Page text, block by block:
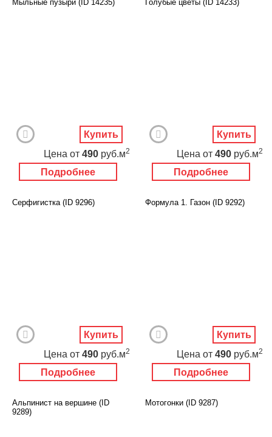
Мыльные пузыри (ID 14235)
Подробнее
Цена от 490 руб.м2
Купить
Голубые цветы (ID 14233)
Подробнее
Цена от 490 руб.м2
Купить
Серфигистка (ID 9296)
Подробнее
Цена от 490 руб.м2
Купить
Формула 1. Газон (ID 9292)
Подробнее
Цена от 490 руб.м2
Купить
Альпинист на вершине (ID
9289)
Мотогонки (ID 9287)